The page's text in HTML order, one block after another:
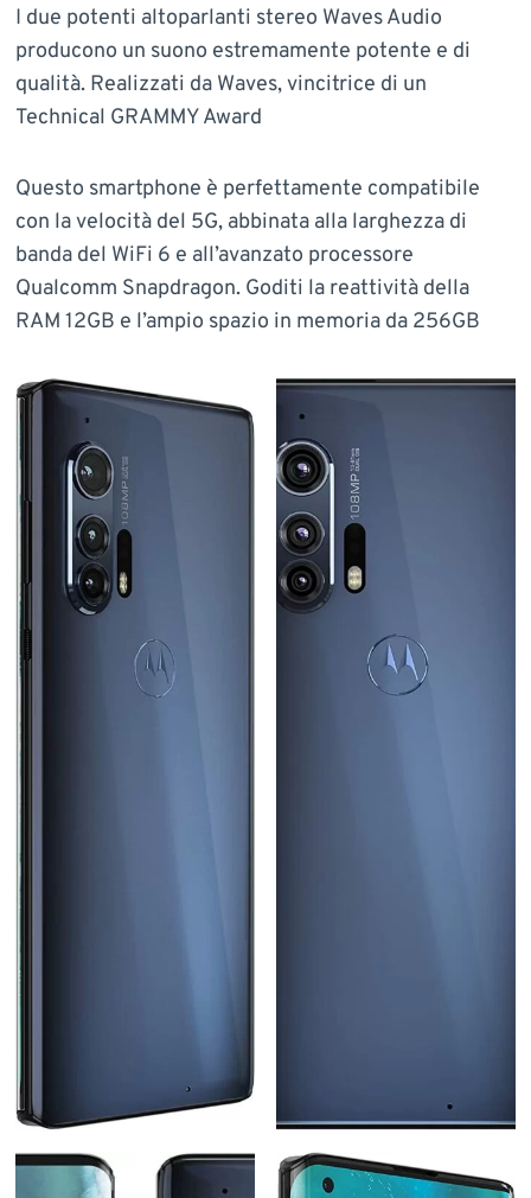
I due potenti altoparlanti stereo Waves Audio
producono un suono estremamente potente e di
qualità. Realizzati da Waves, vincitrice di un
Technical GRAMMY Award
Questo smartphone è perfettamente compatibile
con la velocità del 5G, abbinata alla larghezza di
banda del WiFi 6 e all’avanzato processore
Qualcomm Snapdragon. Goditi la reattività della
RAM 12GB e l’ampio spazio in memoria da 256GB